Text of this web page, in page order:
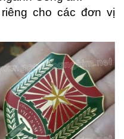
cho các đơn vị